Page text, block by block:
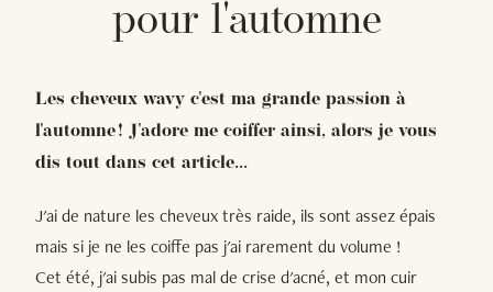
pour l'automne
Les cheveux wavy c'est ma grande passion à
l'automne ! J'adore me coiffer ainsi, alors je vous
dis tout dans cet article...
J'ai de nature les cheveux très raide, ils sont assez épais
mais si je ne les coiffe pas j'ai rarement du volume !
Cet été, j'ai subis pas mal de crise d'acné, et mon cuir